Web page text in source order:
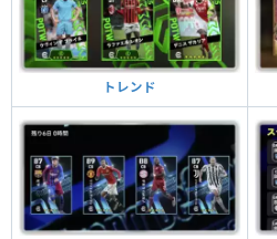
トレンド